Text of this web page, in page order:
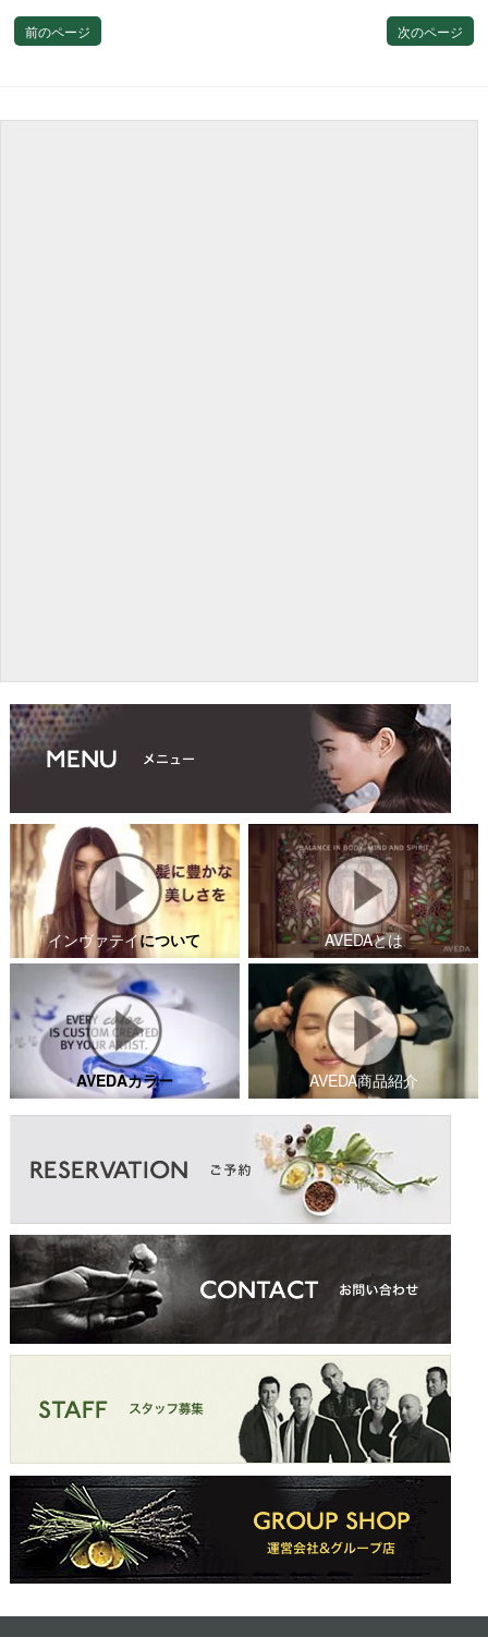
前のページ 次のページ
インヴァテイについて AVEDAとは
AVEDAカラー AVEDA商品紹介